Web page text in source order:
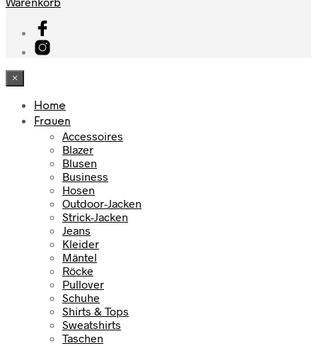
×
Home
Frauen
Accessoires
Blazer
Blusen
Business
Hosen
Outdoor-Jacken
Strick-Jacken
Jeans
Kleider
Mäntel
Röcke
Pullover
Schuhe
Shirts & Tops
Sweatshirts
Taschen